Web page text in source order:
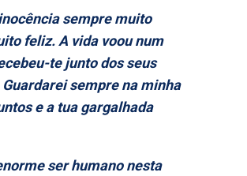
sempre muito
feliz. A vida voou num
te junto dos seus
sempre na minha
e a tua gargalhada
ser humano nesta